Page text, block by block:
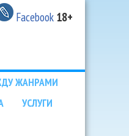
Facebook 18+
ЖАНРАМИ
УСЛУГИ